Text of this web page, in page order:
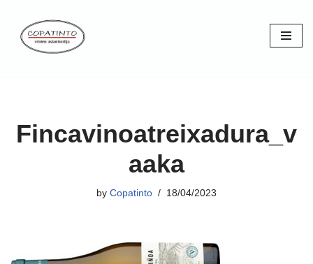
Skip
Fincavinoatreixadura_v
aaka
by Copatinto 18/04/2023